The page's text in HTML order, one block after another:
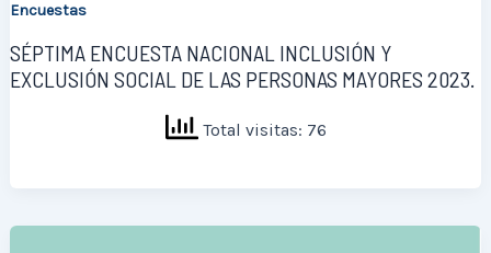
Encuestas
SÉPTIMA ENCUESTA NACIONAL INCLUSIÓN Y
EXCLUSIÓN SOCIAL DE LAS PERSONAS MAYORES 2023.
Total visitas: 76